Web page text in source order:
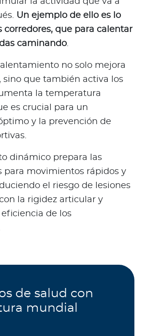
Un ejemplo de ello es lo
corredores, que para calentar
caminando.
no solo mejora
sino que también activa los
la temperatura
es crucial para un
y la prevención de
dinámico prepara las
para movimientos rápidos y
el riesgo de lesiones
la rigidez articular y
de los
de salud con
mundial